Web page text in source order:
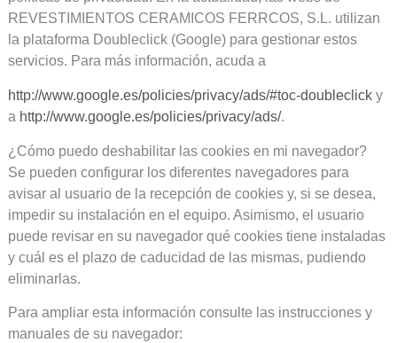
REVESTIMIENTOS CERAMICOS FERRCOS, S.L. utilizan
la plataforma Doubleclick (Google) para gestionar estos
servicios. Para más información, acuda a
http://www.google.es/policies/privacy/ads/#toc-doubleclicky
a http://www.google.es/policies/privacy/ads/.
¿Cómo puedo deshabilitar las cookies en mi navegador?
Se pueden configurar los diferentes navegadores para
avisar al usuario de la recepción de cookies y, si se desea,
impedir su instalación en el equipo. Asimismo, el usuario
puede revisar en su navegador qué cookies tiene instaladas
y cuál es el plazo de caducidad de las mismas, pudiendo
eliminarlas.
Para ampliar esta información consulte las instrucciones y
manuales de su navegador: